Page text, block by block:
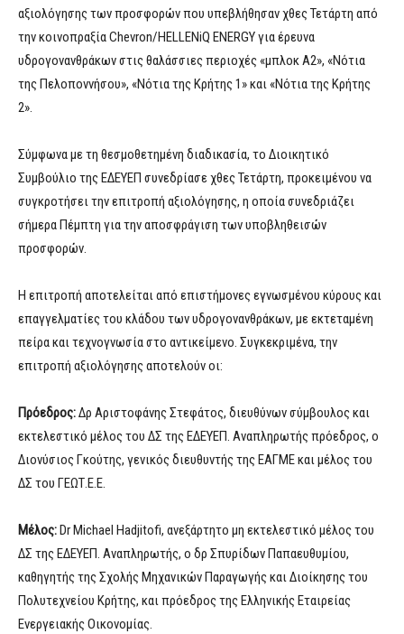
αξιολόγησης των προσφορών που υπεβλήθησαν χθες Τετάρτη από
την κοινοπραξία Chevron/HELLENiQ ENERGY για έρευνα
υδρογονανθράκων στις θαλάσσιες περιοχές «μπλοκ Α2», «Νότια
της Πελοποννήσου», «Νότια της Κρήτης 1» και «Νότια της Κρήτης
2».
Σύμφωνα με τη θεσμοθετημένη διαδικασία, το Διοικητικό
Συμβούλιο της ΕΔΕΥΕΠ συνεδρίασε χθες Τετάρτη, προκειμένου να
συγκροτήσει την επιτροπή αξιολόγησης, η οποία συνεδριάζει
σήμερα Πέμπτη για την αποσφράγιση των υποβληθεισών
προσφορών.
Η επιτροπή αποτελείται από επιστήμονες εγνωσμένου κύρους και
επαγγελματίες του κλάδου των υδρογονανθράκων, με εκτεταμένη
πείρα και τεχνογνωσία στο αντικείμενο. Συγκεκριμένα, την
επιτροπή αξιολόγησης αποτελούν οι:
Πρόεδρος:Δρ Αριστοφάνης Στεφάτος, διευθύνων σύμβουλος και
εκτελεστικό μέλος του ΔΣ της ΕΔΕΥΕΠ. Αναπληρωτής πρόεδρος, ο
Διονύσιος Γκούτης, γενικός διευθυντής της ΕΑΓΜΕ και μέλος του
ΔΣ του ΓΕΩΤ.Ε.Ε.
Μέλος:Dr Michael Hadjitofi, ανεξάρτητο μη εκτελεστικό μέλος του
ΔΣ της ΕΔΕΥΕΠ. Αναπληρωτής, ο δρ Σπυρίδων Παπαευθυμίου,
καθηγητής της Σχολής Μηχανικών Παραγωγής και Διοίκησης του
Πολυτεχνείου Κρήτης, και πρόεδρος της Ελληνικής Εταιρείας
Ενεργειακής Οικονομίας.